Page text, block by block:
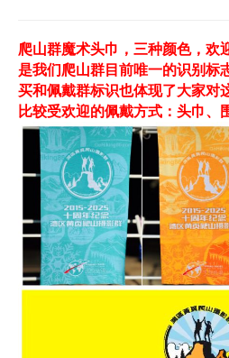
爬山群魔术头巾，三种颜色，欢
是我们爬山群目前唯一的识别标
买和佩戴群标识也体现了大家对
比较受欢迎的佩戴方式：头巾、